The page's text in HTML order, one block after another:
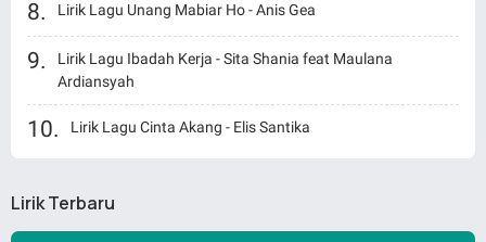
Lirik Lagu Unang Mabiar Ho - Anis Gea
Lirik Lagu Ibadah Kerja - Sita Shania feat Maulana
Ardiansyah
Lirik Lagu Cinta Akang - Elis Santika
Lirik Terbaru